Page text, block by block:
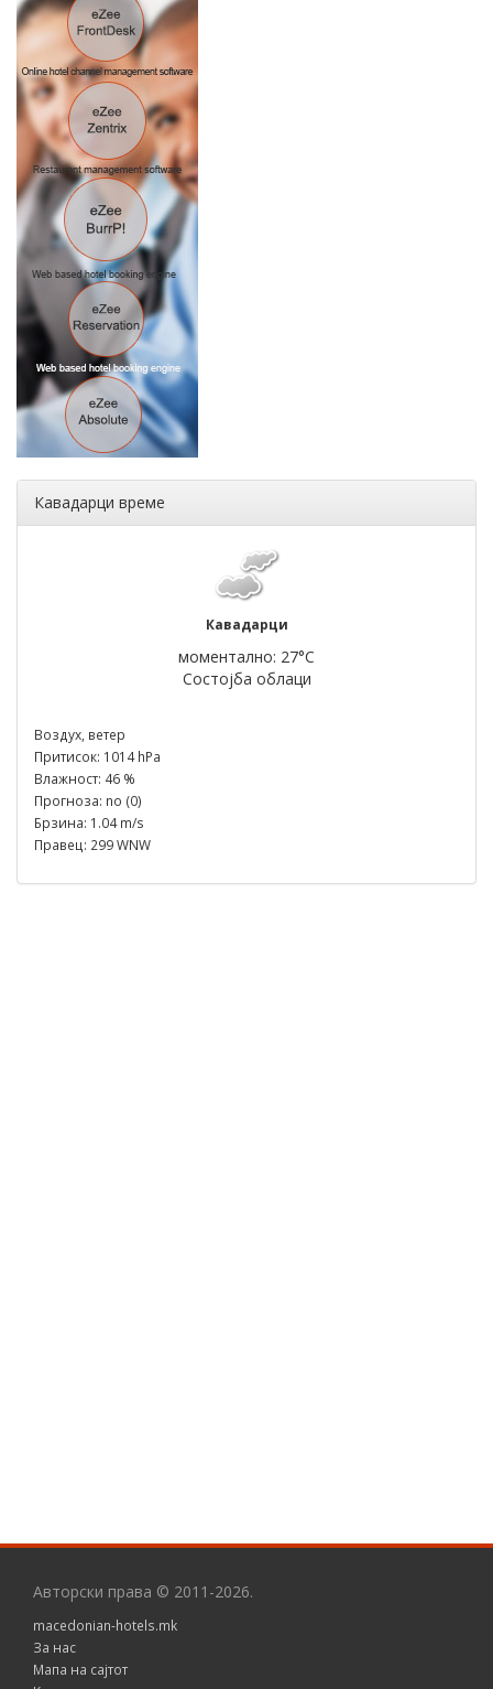
Кавадарци време
Кавадарци
моментално: 27°C
Состојба облаци
Воздух, ветер
Притисок: 1014 hPa
Влажност: 46 %
Прогноза: no (0)
Брзина: 1.04 m/s
Правец: 299 WNW
Авторски права © 2011-2026.
macedonian-hotels.mk
За нас
Мапа на сајтот